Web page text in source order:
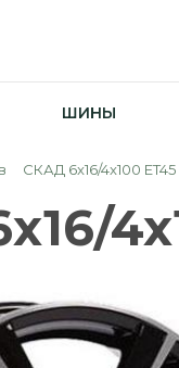
ШИНЫ
СКАД 6x16/4x100